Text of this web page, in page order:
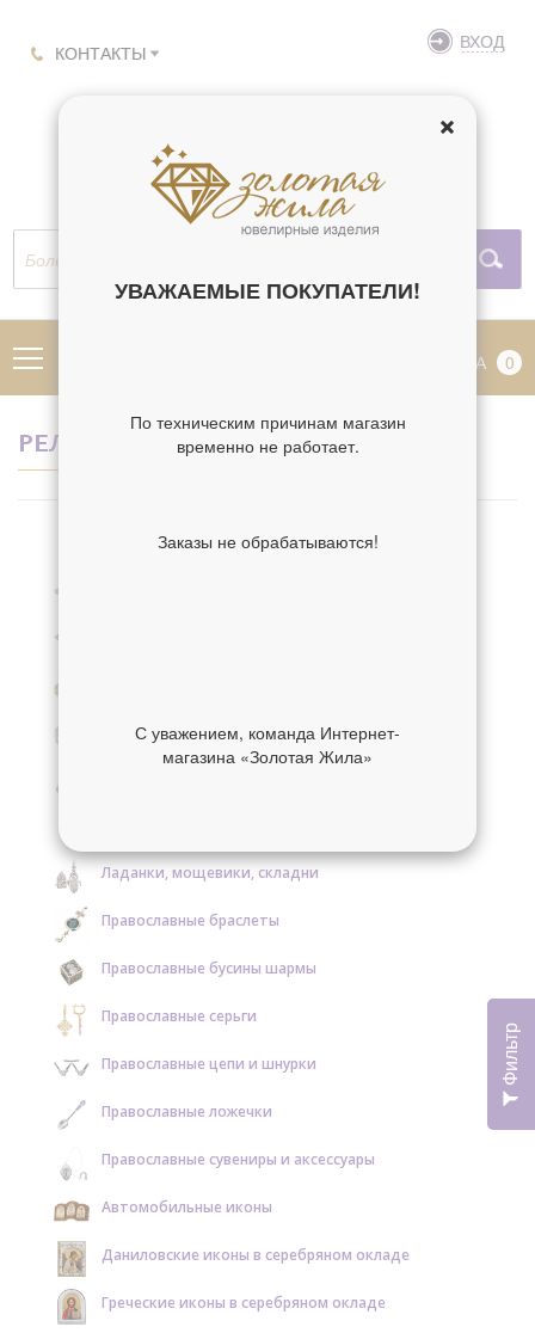
КОНТАКТЫ ВХОД
КОРЗИНА 0
Фильтр
РЕЛИГИЯ ГОРНЫЙ ХРУСТАЛЬ
Образки и нательные иконы серебряные
Ладанки, мощевики, складни
Православные браслеты
Православные бусины шармы
Православные серьги
Православные цепи и шнурки
Православные ложечки
Православные сувениры и аксессуары
Автомобильные иконы
Даниловские иконы в серебряном окладе
Греческие иконы в серебряном окладе
УВАЖАЕМЫЕ ПОКУПАТЕЛИ!
По техническим причинам магазин
временно не работает.
Заказы не обрабатываются!
С уважением, команда Интернет-
магазина «Золотая Жила»